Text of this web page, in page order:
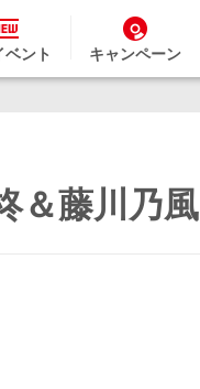
ベント キャンペーン
＆藤川乃風